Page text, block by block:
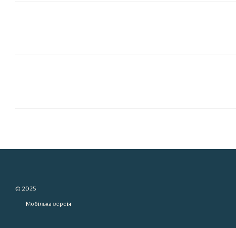
© 2025
Мобільна версія